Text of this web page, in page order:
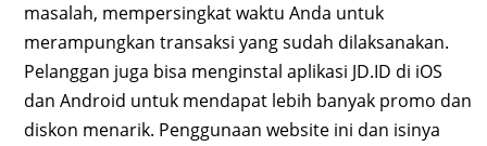
masalah, mempersingkat waktu Anda untuk
merampungkan transaksi yang sudah dilaksanakan.
Pelanggan juga bisa menginstal aplikasi JD.ID di iOS
dan Android untuk mendapat lebih banyak promo dan
diskon menarik. Penggunaan website ini dan isinya